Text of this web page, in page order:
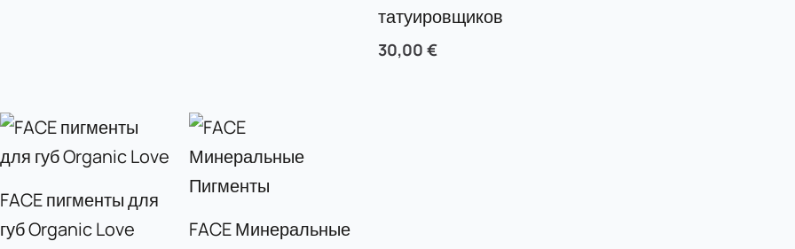
татуировщиков
30,00€
FACE пигменты для
губ Organic Love
FACE Минеральные